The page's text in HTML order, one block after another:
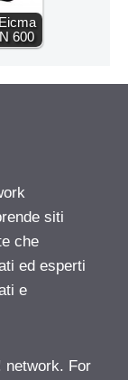
600
siti
che
ed esperti
e
network. For